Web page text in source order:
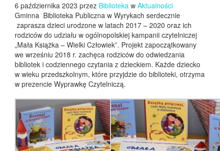
6 października 2023 przez Biblioteka w Aktualności
Gminna Biblioteka Publiczna w Wyrykach serdecznie
zaprasza dzieci urodzone w latach 2017 – 2020 oraz ich
rodziców do udziału w ogólnopolskiej kampanii czytelniczej
„Mała Książka – Wielki Człowiek”. Projekt zapoczątkowany
we wrześniu 2018 r. zachęca rodziców do odwiedzania
bibliotek i codziennego czytania z dzieckiem. Każde dziecko
w wieku przedszkolnym, które przyjdzie do biblioteki, otrzyma
w prezencie Wyprawkę Czytelniczą.